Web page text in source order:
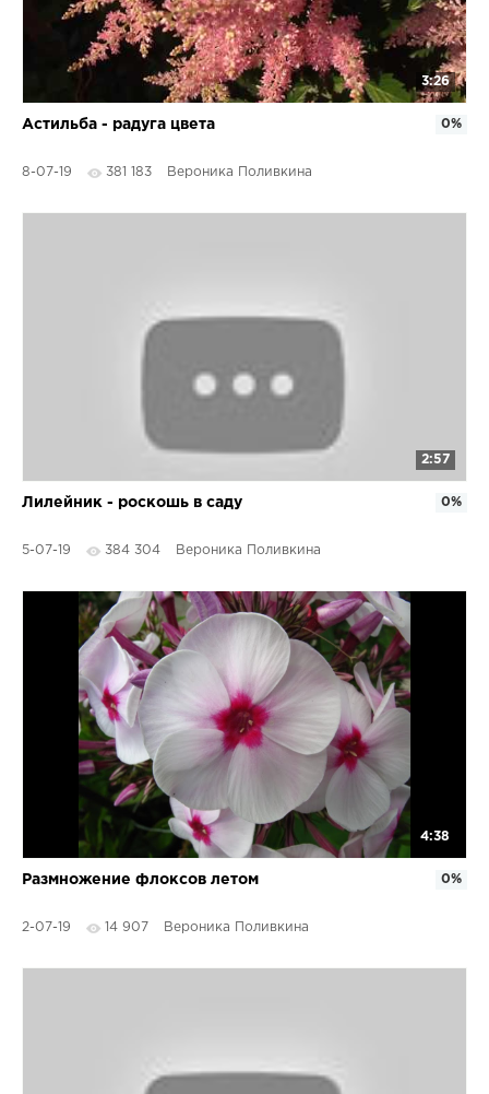
3:26
Астильба - радуга цвета
8-07-19 381 183 Вероника Поливкина
0%
2:57
Лилейник - роскошь в саду
5-07-19 384 304 Вероника Поливкина
0%
4:38
Размножение флоксов летом
2-07-19 14 907 Вероника Поливкина
0%